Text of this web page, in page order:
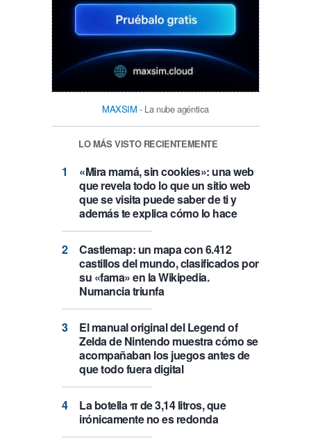
MAXSIM - La nube agéntica
LO MÁS VISTO RECIENTEMENTE
«Mira mamá, sin cookies»: una web
que revela todo lo que un sitio web
que se visita puede saber de ti y
además te explica cómo lo hace
Castlemap: un mapa con 6.412
castillos del mundo, clasificados por
su «fama» en la Wikipedia.
Numancia triunfa
El manual original del Legend of
Zelda de Nintendo muestra cómo se
acompañaban los juegos antes de
que todo fuera digital
La botella π de 3,14 litros, que
irónicamente no es redonda